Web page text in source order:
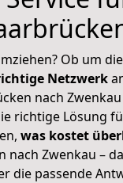
Ob um
Netzwerk
nach
richtige Lösung
was kostet
nach Zwenkau –
die passende